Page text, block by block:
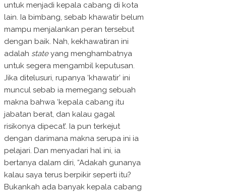
untuk menjadi kepala cabang di kota
lain. Ia bimbang, sebab khawatir belum
mampu menjalankan peran tersebut
dengan baik. Nah, kekhawatiran ini
adalah stateyang menghambatnya
untuk segera mengambil keputusan.
Jika ditelusuri, rupanya ‘khawatir’ ini
muncul sebab ia memegang sebuah
makna bahwa ‘kepala cabang itu
jabatan berat, dan kalau gagal
risikonya dipecat’. Ia pun terkejut
dengan darimana makna serupa ini ia
pelajari. Dan menyadari hal ini, ia
bertanya dalam diri, “Adakah gunanya
kalau saya terus berpikir seperti itu?
Bukankah ada banyak kepala cabang